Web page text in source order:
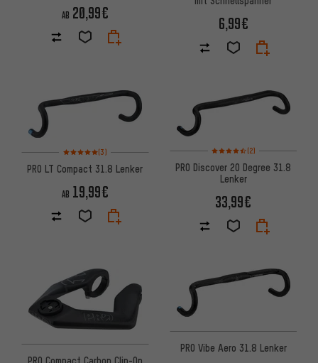
AB 20,99€
6,99€
Bewertungen: 5 von 5 basierend auf 3 Bewertungen
(3)
PRO LT Compact 31.8 Lenker
AB 19,99€
Bewertungen: 4,5 von 5
(2)
PRO Discover 20 Degree 31.8
Lenker
33,99€
PRO Compact Carbon Clip-On
PRO Vibe Aero 31.8 Lenker